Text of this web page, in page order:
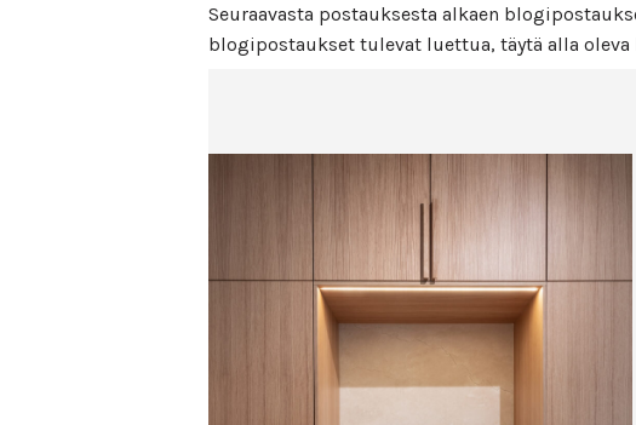
Seuraavasta postauksesta alkaen
blogipostaukset tulevat luettua, täytä alla oleva